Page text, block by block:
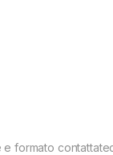
e formato